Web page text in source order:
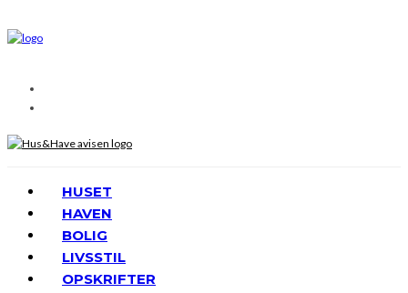
HUSET
HAVEN
BOLIG
LIVSSTIL
OPSKRIFTER